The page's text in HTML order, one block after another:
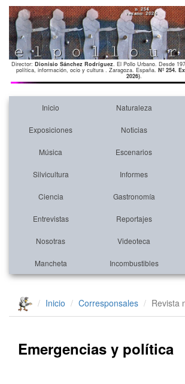
Director: Dionisio Sánchez Rodríguez. El Pollo Urbano. Desde
política, información, ocio y cultura . Zaragoza. España. Nº 254.
2026).
Inicio Naturaleza
Exposiciones Noticias
Música Escenarios
Silvicultura Informes
Ciencia Gastronomía
Entrevistas Reportajes
Nosotras Videoteca
Mancheta Incombustibles
Inicio Corresponsales Revista
Emergencias y política